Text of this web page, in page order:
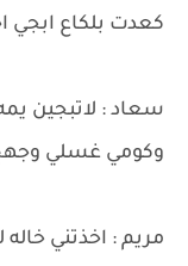
كعدت بلكاع ابجي
سعاد : لاتبجين
وكومي غسلي
مريم : اخذتني